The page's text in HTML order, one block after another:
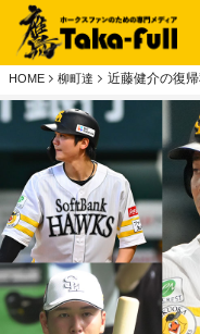
HOME 柳町達 近藤健介の復